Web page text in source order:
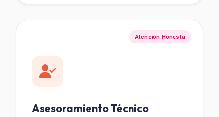
Atención Honesta
Asesoramiento Técnico